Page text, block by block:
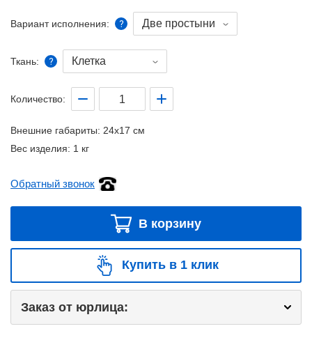
Вариант исполнения: Две простыни
Ткань: Клетка
Количество:
Внешние габариты: 24x17 см
Вес изделия: 1 кг
Обратный звонок
В корзину
Купить в 1 клик
Заказ от юрлица: